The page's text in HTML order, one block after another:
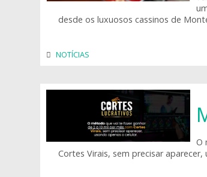
desde os luxuosos cassinos de
NOTÍCIAS
O
Cortes Virais, sem precisar aparecer,